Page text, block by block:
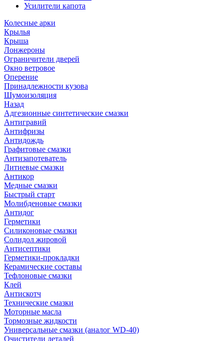
Усилители капота
Колесные арки
Крылья
Крыша
Лонжероны
Ограничители дверей
Окно ветровое
Оперение
Принадлежности кузова
Шумоизоляция
Назад
Адгезионные синтетические смазки
Антигравий
Антифризы
Антидождь
Графитовые смазки
Антизапотеватель
Литиевые смазки
Антикор
Медные смазки
Быстрый старт
Молибденовые смазки
Антидог
Герметики
Силиконовые смазки
Солидол жировой
Антисептики
Герметики-прокладки
Керамические составы
Тефлоновые смазки
Клей
Антискотч
Технические смазки
Моторные масла
Тормозные жидкости
Универсальные смазки (аналог WD-40)
Очистители деталей